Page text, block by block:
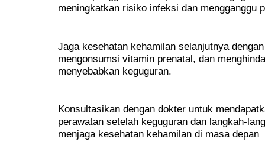
meningkatkan risiko infeksi dan mengganggu
Jaga kesehatan kehamilan selanjutnya
mengonsumsi vitamin prenatal, dan
menyebabkan keguguran.
Konsultasikan dengan dokter untuk
perawatan setelah keguguran dan langkah-
menjaga kesehatan kehamilan di masa depan